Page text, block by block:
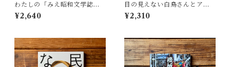
わたしの「みえ昭和文学誌」 |
藤田 明
¥2,640
目の見えない白鳥さんとアー
トを見にいく | 川内 有緒
¥2,310